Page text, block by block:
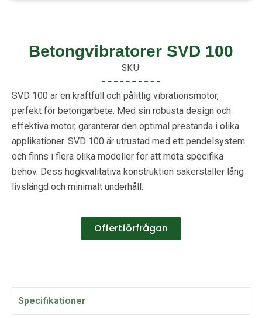
Betongvibratorer SVD 100
SKU:
SVD 100 är en kraftfull och pålitlig vibrationsmotor,
perfekt för betongarbete. Med sin robusta design och
effektiva motor, garanterar den optimal prestanda i olika
applikationer. SVD 100 är utrustad med ett pendelsystem
och finns i flera olika modeller för att möta specifika
behov. Dess högkvalitativa konstruktion säkerställer lång
livslängd och minimalt underhåll.
Offertförfrågan
Specifikationer